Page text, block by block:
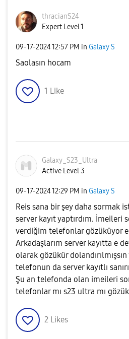
thracianS24
Expert Level 1
‎09-17-202412:57 PM in Galaxy S
Saolasın hocam
1 Like
Galaxy_S23_Ultra
Active Level 3
‎09-17-202412:29 PM in Galaxy S
Reis sana bir şey daha sormak
server kayıt yaptırdım. İmeileri
verdiğim telefonlar gözüküyor
Arkadaşlarım server kayıtta e
olarak gözükür
telefonun da server kayıtlı
Şu an telefonda olan imeileri
telefonlar mı s23 ultra mı
2 Likes